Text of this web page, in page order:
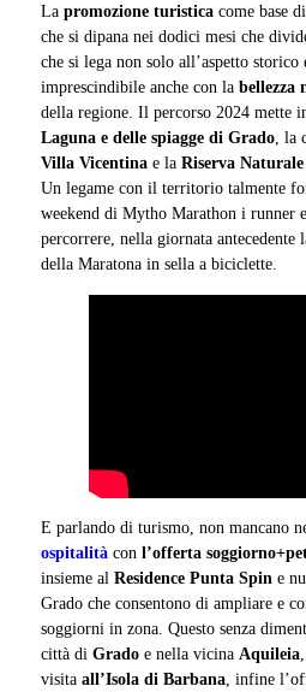
Lapromozione turistica come base
che si dipana nei dodici mesi che
che si lega non solo all’aspetto
imprescindibile anche con labellezza
della regione. Il percorso 2024 mette
Laguna e delle spiagge di Grado, la
Villa Vicentina e laRiserva
Un legame con il territorio talmente
weekend di Mytho Marathon i runner
percorrere, nella giornata
della Maratona in sella a biciclette.
E parlando di turismo, non mancano
ospitalità conl’offerta
insieme alResidence Punta Spin e
Grado che consentono di ampliare e
soggiorni in zona. Questo senza
città diGrado e nella vicina Aquileia
visitaall’Isola di Barbana , infine